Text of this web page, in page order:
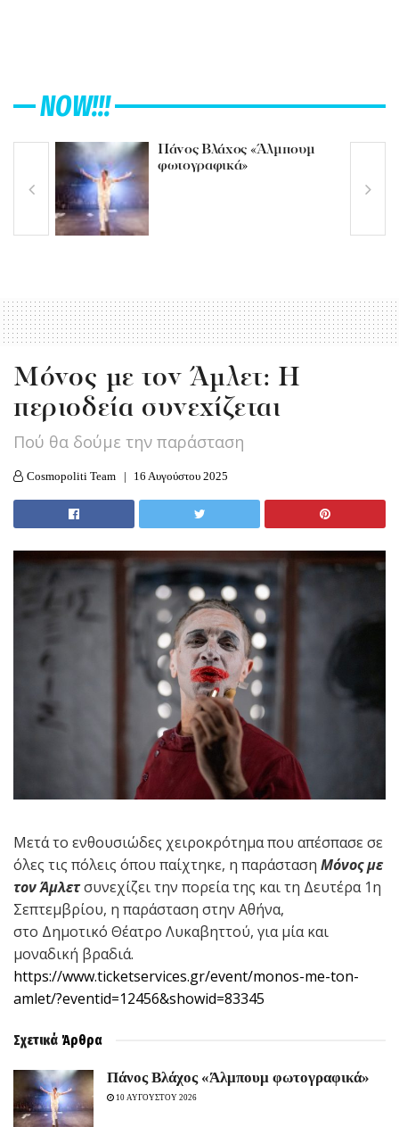
NOW!!!
Πάνος Βλάχος «Άλμπουμ
φωτογραφικά»
Μόνος με τον Άμλετ: Η
περιοδεία συνεχίζεται
Πού θα δούμε την παράσταση
Cosmopoliti Team 16 Αυγούστου 2025
Μετά το ενθουσιώδες χειροκρότημα που απέσπασε σε
όλες τις πόλεις όπου παίχτηκε, η παράσταση Μόνος με
τον Άμλετσυνεχίζει την πορεία της και τη Δευτέρα 1η
Σεπτεμβρίου, η παράσταση στην Αθήνα,
στο Δημοτικό Θέατρο Λυκαβηττού, για μία και
μοναδική βραδιά.
https://www.ticketservices.gr/event/monos-me-ton-
amlet/?eventid=12456&showid=83345
Σχετικά Άρθρα
Πάνος Βλάχος «Άλμπουμ φωτογραφικά»
10 ΑΥΓΟΥΣΤΟΥ 2026